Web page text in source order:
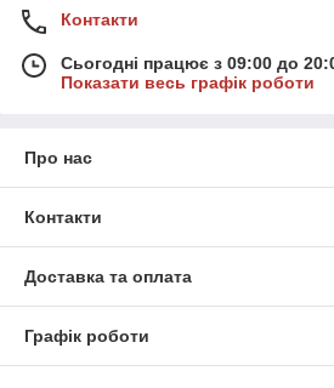
Контакти
Сьогодні працює з 09:00 до
Показати весь графік роботи
Про нас
Контакти
Доставка та оплата
Графік роботи